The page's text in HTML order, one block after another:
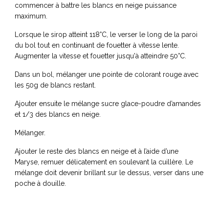
commencer à battre les blancs en neige puissance
maximum.
Lorsque le sirop atteint 118°C, le verser le long de la paroi
du bol tout en continuant de fouetter à vitesse lente.
Augmenter la vitesse et fouetter jusqu'à atteindre 50°C.
Dans un bol, mélanger une pointe de colorant rouge avec
les 50g de blancs restant.
Ajouter ensuite le mélange sucre glace-poudre d’amandes
et 1/3 des blancs en neige.
Mélanger.
Ajouter le reste des blancs en neige et à l’aide d’une
Maryse, remuer délicatement en soulevant la cuillère. Le
mélange doit devenir brillant sur le dessus, verser dans une
poche à douille.